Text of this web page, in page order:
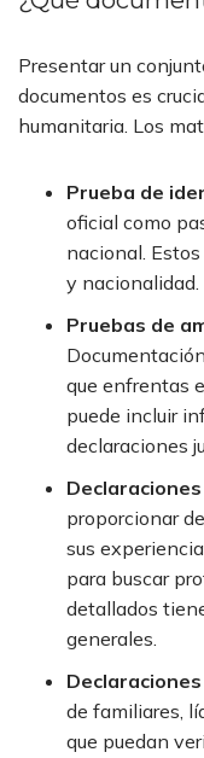
Presentar un
documentos es
humanitaria. Los
Prueba de
oficial como
nacional.
y nacionalidad.
Pruebas de
que enfrentas
puede incluir
declaraciones
proporcionar
sus
para buscar
detallados
generales.
de familiares,
que puedan